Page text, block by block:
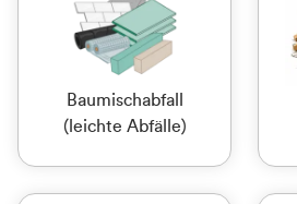
Baumischabfall
(leichte Abfälle)